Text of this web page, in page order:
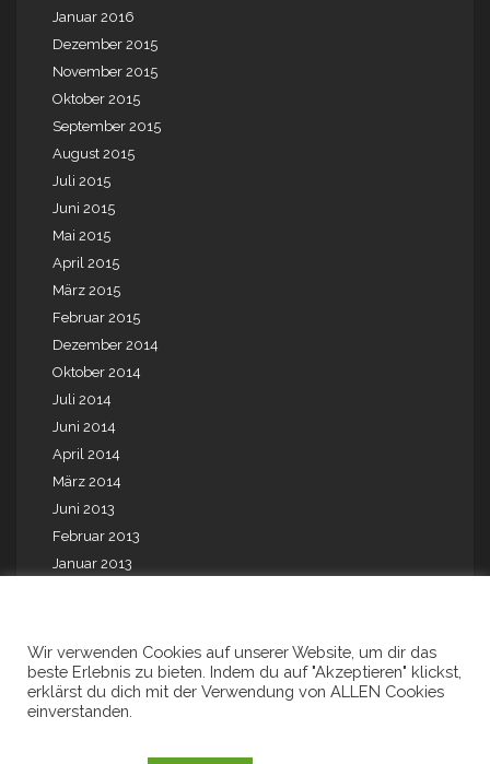
Januar 2016
Dezember 2015
November 2015
Oktober 2015
September 2015
August 2015
Juli 2015
Juni 2015
Mai 2015
April 2015
März 2015
Februar 2015
Dezember 2014
Oktober 2014
Juli 2014
Juni 2014
April 2014
März 2014
Juni 2013
Februar 2013
Januar 2013
August 2009
Juli 2001
Wir verwenden Cookies auf unserer Website, um dir das
beste Erlebnis zu bieten. Indem du auf "Akzeptieren" klickst,
erklärst du dich mit der Verwendung von ALLEN Cookies
einverstanden.